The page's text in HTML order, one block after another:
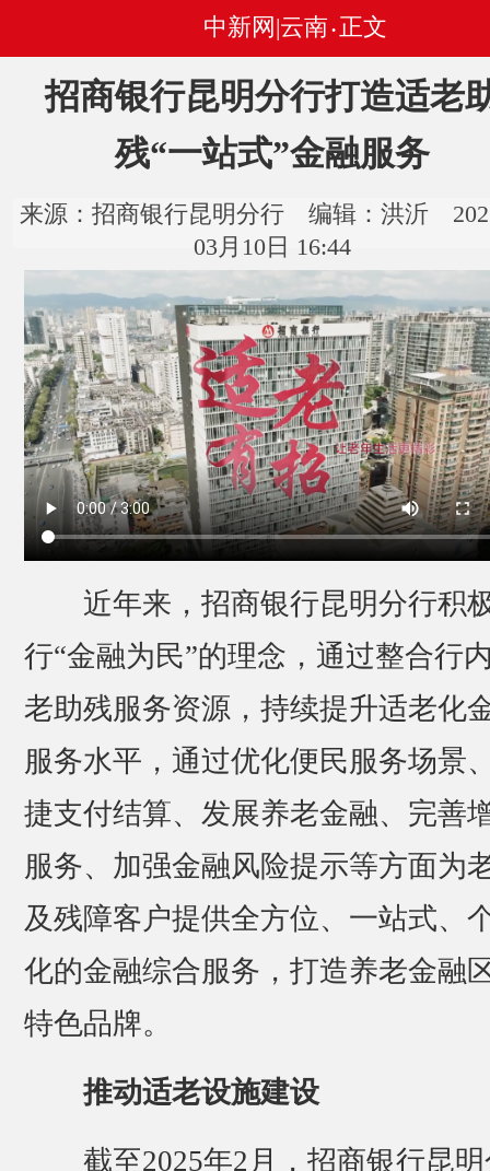
中新网|云南 • 正文
招商银行昆明分行打造适老
残“一站式”金融服务
来源：招商银行昆明分行 编辑：洪沂
03月10日 16:44
近年来，招商银行昆明分行积
行“金融为民”的理念，通过整合行
老助残服务资源，持续提升适老化
服务水平，通过优化便民服务场景
捷支付结算、发展养老金融、完善
服务、加强金融风险提示等方面为
及残障客户提供全方位、一站式、
化的金融综合服务，打造养老金融
特色品牌。
推动适老设施建设
截至2025年2月，招商银行昆明